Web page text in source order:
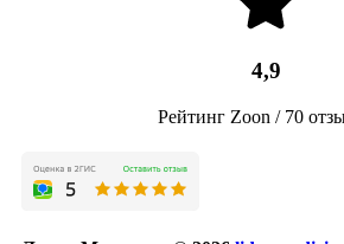
4,9
Рейтинг Zoon / 70